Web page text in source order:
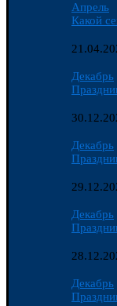
Апрель
Какой
Декабрь
Декабрь
Декабрь
Декабрь